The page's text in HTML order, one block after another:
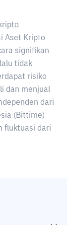
Aset Kripto
signifikan
tidak
risiko
dan menjual
dari
(Bittime)
fluktuasi dari